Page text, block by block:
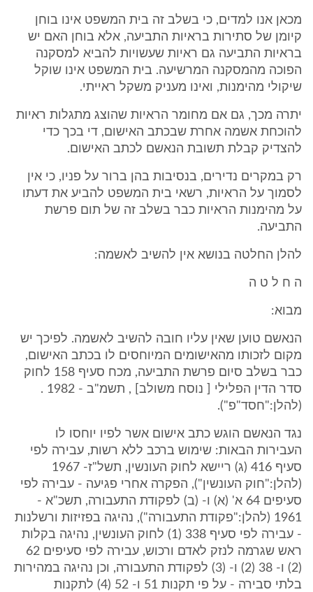
מכאן אנו למדים, כי בשלב זה בית המשפט אינו בוחן
קיומן של סתירות בראיות התביעה, אלא בוחן האם יש
בראיות התביעה גם ראיות שעשויות להביא למסקנה
הפוכה מהמסקנה המרשיעה. בית המשפט אינו שוקל
שיקולי מהימנות, ואינו מעניק משקל ראייתי.
יתרה מכך, גם אם מחומר הראיות שהוצג מתגלות ראיות
להוכחת אשמה אחרת שבכתב האישום, די בכך כדי
להצדיק קבלת תשובת הנאשם לכתב האישום.
רק במקרים נדירים, בנסיבות בהן ברור על פניו, כי אין
לסמוך על הראיות, רשאי בית המשפט להביע את דעתו
על מהימנות הראיות כבר בשלב זה של תום פרשת
התביעה.
להלן החלטה בנושא אין להשיב לאשמה:
ה ח ל ט ה
מבוא:
הנאשם טוען שאין עליו חובה להשיב לאשמה. לפיכך יש
מקום לזכותו מהאישומים המיוחסים לו בכתב האישום,
כבר בשלב סיום פרשת התביעה, מכח סעיף 158 לחוק
סדר הדין הפלילי [ נוסח משולב] , תשמ"ב - 1982 .
(להלן:"חסד"פ").
נגד הנאשם הוגש כתב אישום אשר לפיו יוחסו לו
העבירות הבאות: שימוש ברכב ללא רשות, עבירה לפי
סעיף 416 (ג) ריישא לחוק העונשין, תשל"ז- 1967
(להלן:"חוק העונשין"), הפקרה אחרי פגיעה - עבירה לפי
סעיפים 64 א' (א) ו- (ב) לפקודת התעבורה, תשכ"א -
1961 (להלן:"פקודת התעבורה"), נהיגה בפזיזות ורשלנות
- עבירה לפי סעיף 338 (1) לחוק העונשין, נהיגה בקלות
ראש שגרמה לנזק לאדם ורכוש, עבירה לפי סעיפים 62
(2) ו- 38 (2) ו- (3) לפקודת התעבורה, וכן נהיגה במהירות
בלתי סבירה - על פי תקנות 51 ו- 52 (4) לתקנות